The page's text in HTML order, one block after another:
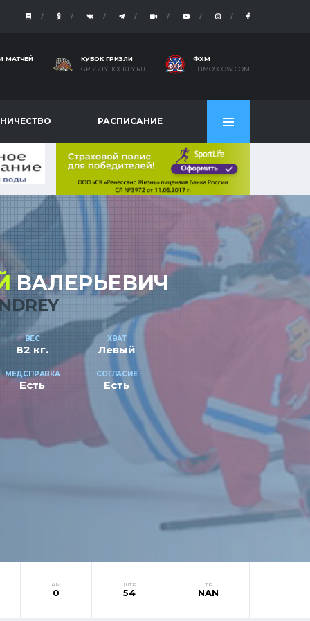
МАТЧЕЙ
КУБОК ГРИЗЛИ
GRIZZLYHOCKEY.RU
ФХМ
FHMOSCOW.COM
РАСПИСАНИЕ
ВАЛЕРЬЕВИЧ
ВЕС
82 кг.
ХВАТ
Левый
МЕДСПРАВКА
Есть
СОГЛАСИЕ
Есть
АМ
0
ШТР
54
ТР
NAN